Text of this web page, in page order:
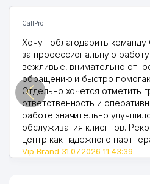
CallPro
Хочу поблагодарить команду
за профессиональную
вежливые, внимательно
обращению и быстро
Отдельно хочется отметить
ответственность и
работе значительно
обслуживания клиентов.
центр как надежного
Vip Brand 31.07.2026 11:43:39